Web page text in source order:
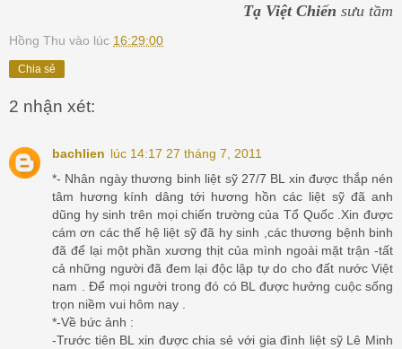
Tạ Việt Chiến sưu tầm
Hồng Thu vào lúc 16:29:00
Chia sẻ
2 nhận xét:
bachlien lúc 14:17 27 tháng 7, 2011
*- Nhân ngày thương binh liệt sỹ 27/7 BL xin được thắp nén
tâm hương kính dâng tới hương hồn các liệt sỹ đã anh
dũng hy sinh trên mọi chiến trường của Tổ Quốc .Xin được
cám ơn các thế hệ liệt sỹ đã hy sinh ,các thương bệnh binh
đã để lại một phần xương thịt của mình ngoài mặt trận -tất
cả những người đã đem lại độc lập tự do cho đất nước Việt
nam . Để mọi người trong đó có BL được hưởng cuộc sống
trọn niềm vui hôm nay .
*-Về bức ảnh :
-Trước tiên BL xin được chia sẻ với gia đình liệt sỹ Lê Minh